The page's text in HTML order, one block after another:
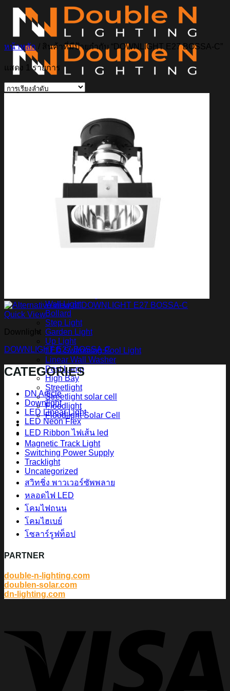
ข้าม
เนื้อหา
Magnetic Light
DOWNLIGHT E27
DOWNLIGHT AR111
Downlight LED COB
DOWNLIGHT GU10 MR16 MR11
หลอดไฟ LED
หลอดไฟ LED MEGAMAN
หลอดไฟ LED LAMPO
สินค้า Lighting
Wall Light
Bollard
Step Light
Garden Light
Up Light
LED Swimming Pool Light
Linear Wall Washer
Post Lamp
High Bay
Streetlight
Streetlight solar cell
Floodlight
Floodlight Solar Cell
ผลงาน
Article
Contact Us
หน้าหลัก / สินค้าที่มีป้ายกำกับ “DOWNLIGHT E27 BOSSA-C”
แสดง 1 รายการ
Quick View
Downlight
DOWNLIGHT E27 BOSSA-C
CATEGORIES
DN Article
Downlight
LED Linear Light
LED Neon Flex
LED Ribbon ไฟเส้น led
Magnetic Track Light
Switching Power Supply
Tracklight
Uncategorized
สวิทชิ่ง พาวเวอร์ซัพพลาย
หลอดไฟ LED
โคมไฟถนน
โคมไฮเบย์
โซลาร์รูฟท็อป
PARTNER
double-n-lighting.com
doublen-solar.com
dn-lighting.com